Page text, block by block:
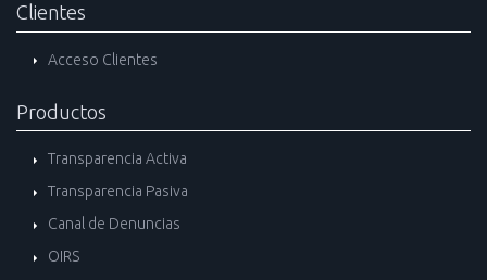
Clientes
Acceso Clientes
Productos
Transparencia Activa
Transparencia Pasiva
Canal de Denuncias
OIRS